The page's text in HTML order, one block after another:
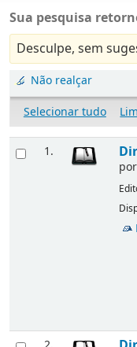
Sua pesquisa
Desculpe, sem
Não realçar
Selecionar tudo
1.
por